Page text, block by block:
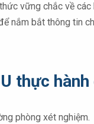
vững chắc về
nắm bắt thông tin
thực hành
phòng xét nghiệm.